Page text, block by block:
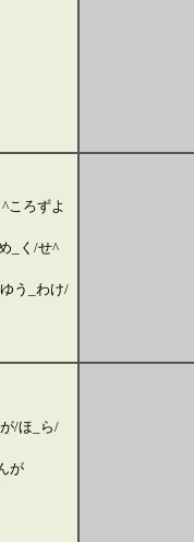
ころずよ
_く/せ^
う_わけ/
/ほ_ら/
が